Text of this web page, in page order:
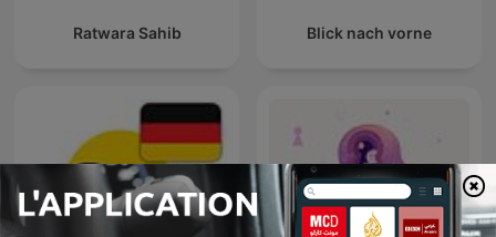
Ratwara Sahib Blick nach vorne